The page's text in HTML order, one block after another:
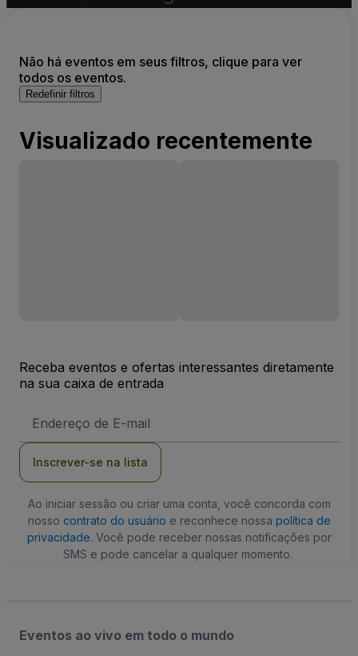
Não há eventos em seus filtros, clique para ver
todos os eventos.
Redefinir filtros
Visualizado recentemente
Receba eventos e ofertas interessantes diretamente
na sua caixa de entrada
de
Inscrever-se na lista
Ao iniciar sessão ou criar uma conta, você concorda com
nosso contrato do usuário e reconhece nossa política de
privacidade. Você pode receber nossas notificações por
SMS e pode cancelar a qualquer momento.
Eventos ao vivo em todo o mundo